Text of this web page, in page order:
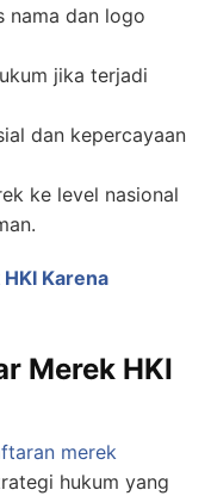
nama dan logo
jika terjadi
dan kepercayaan
ke level nasional
Karena
Merek HKI
merek
hukum yang